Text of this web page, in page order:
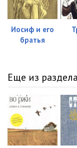
022
023
26
27
28
Иосиф и его
братья
Еще из